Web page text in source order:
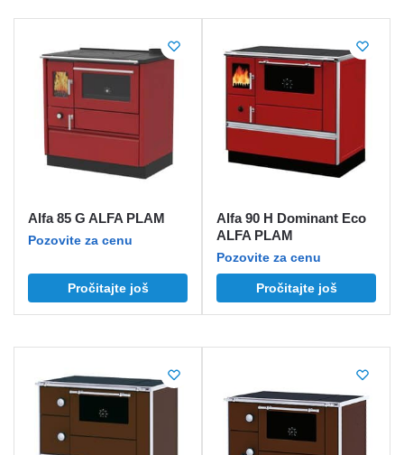
Alfa 85 G ALFA PLAM
Pozovite za cenu
Pročitajte još
Alfa 90 H Dominant Eco
ALFA PLAM
Pozovite za cenu
Pročitajte još